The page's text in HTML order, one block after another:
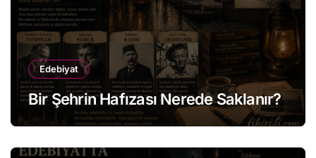
Edebiyat
Bir Şehrin Hafızası Nerede Saklanır?